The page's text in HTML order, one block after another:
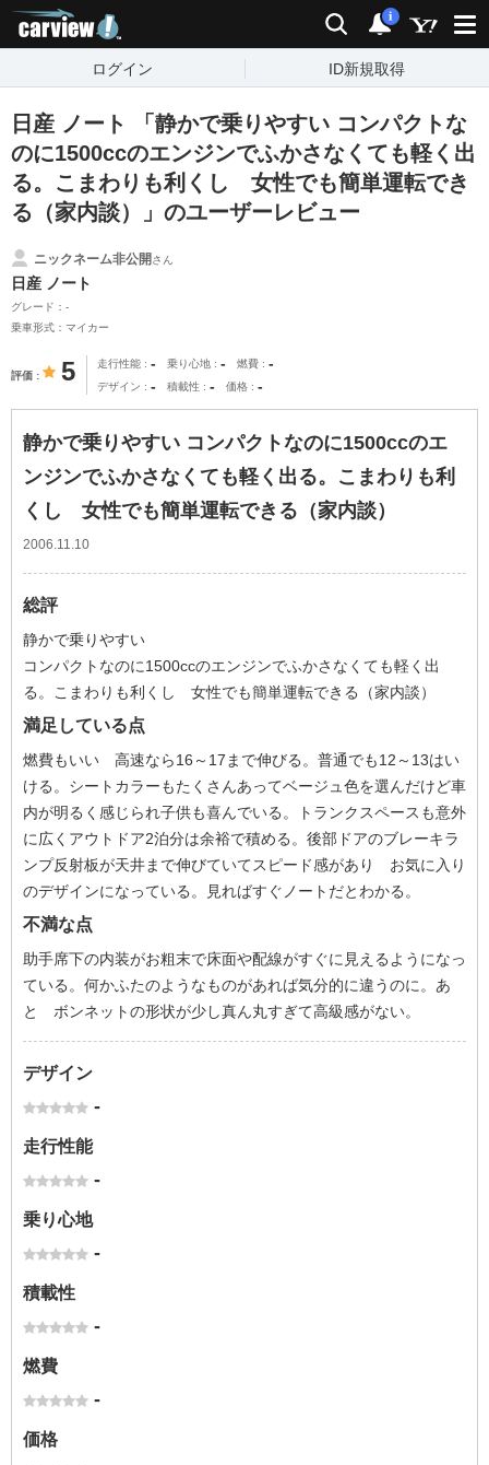
検索 通知
i
ログイン ID新規取得
日産 ノート 「静かで乗りやすい コンパクトな
のに1500ccのエンジンでふかさなくても軽く出
る。こまわりも利くし 女性でも簡単運転でき
る（家内談）」のユーザーレビュー
ニックネーム非公開さん
日産 ノート
グレード：-
乗車形式：マイカー
評価 5 走行性能 - 乗り心地 - 燃費 -
デザイン - 積載性 - 価格 -
静かで乗りやすい コンパクトなのに1500ccのエ
ンジンでふかさなくても軽く出る。こまわりも利
くし 女性でも簡単運転できる（家内談）
2006.11.10
総評
静かで乗りやすい
コンパクトなのに1500ccのエンジンでふかさなくても軽く出
る。こまわりも利くし 女性でも簡単運転できる（家内談）
満足している点
燃費もいい 高速なら16～17まで伸びる。普通でも12～13はい
ける。シートカラーもたくさんあってベージュ色を選んだけど車
内が明るく感じられ子供も喜んでいる。トランクスペースも意外
に広くアウトドア2泊分は余裕で積める。後部ドアのブレーキラ
ンプ反射板が天井まで伸びていてスピード感があり お気に入り
のデザインになっている。見ればすぐノートだとわかる。
不満な点
助手席下の内装がお粗末で床面や配線がすぐに見えるようになっ
ている。何かふたのようなものがあれば気分的に違うのに。あ
と ボンネットの形状が少し真ん丸すぎて高級感がない。
デザイン
-
走行性能
-
乗り心地
-
積載性
-
燃費
-
価格